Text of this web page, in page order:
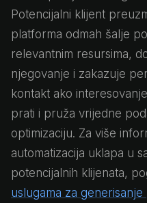
Potencijalni klijent
platforma odmah šalje
relevantnim resursima,
njegovanje i zakazuje
kontakt ako
prati i pruža vrijedne
optimizaciju. Za više
automatizacija uklapa u
potencijalnih klijenata,
uslugama za